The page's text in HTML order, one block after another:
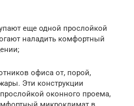
еще одной прослойкой
наладить комфортный
офиса от, порой,
Эти конструкции
оконного проема,